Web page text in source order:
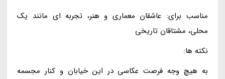
مناسب برای: عاشقان معماری و هنر، تجربه ای مانند یک
محلی، مشتاقان تاریخی
نکته ها:
به هیچ وجه فرصت عکاسی در این خیابان و کنار مجسمه